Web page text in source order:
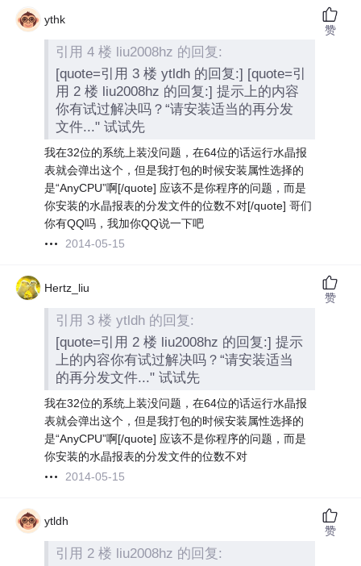
ythk
引用 4 楼 liu2008hz 的回复:
[quote=引用 3 楼 ytldh 的回复:] [quote=引
用 2 楼 liu2008hz 的回复:] 提示上的内容
你有试过解决吗？“请安装适当的再分发
文件..." 试试先
我在32位的系统上装没问题，在64位的话运行水晶报
表就会弹出这个，但是我打包的时候安装属性选择的
是“AnyCPU”啊[/quote] 应该不是你程序的问题，而是
你安装的水晶报表的分发文件的位数不对[/quote] 哥们
你有QQ吗，我加你QQ说一下吧
2014-05-15
赞
Hertz_liu
引用 3 楼 ytldh 的回复:
[quote=引用 2 楼 liu2008hz 的回复:] 提示
上的内容你有试过解决吗？“请安装适当
的再分发文件..." 试试先
我在32位的系统上装没问题，在64位的话运行水晶报
表就会弹出这个，但是我打包的时候安装属性选择的
是“AnyCPU”啊[/quote] 应该不是你程序的问题，而是
你安装的水晶报表的分发文件的位数不对
2014-05-15
赞
ytldh
引用 2 楼 liu2008hz 的回复:
赞